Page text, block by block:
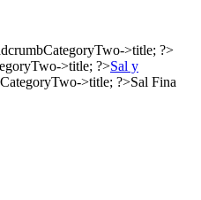
Sal y
Sal Fina